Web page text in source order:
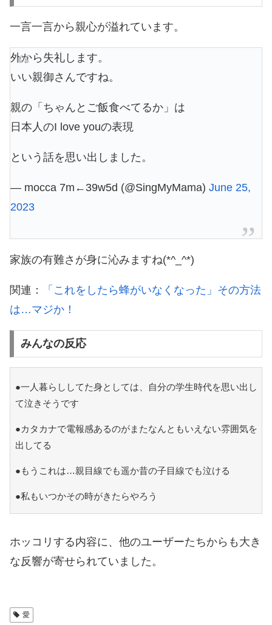
一言一言から親心が溢れています。
外から失礼します。
いい親御さんですね。
親の「ちゃんとご飯食べてるか」は
日本人のI love youの表現
という話を思い出しました。
— mocca 7m←39w5d (@SingMyMama) June 25,
2023
家族の有難さが身に沁みますね(*^_^*)
関連：
「これをしたら蜂がいなくなった」その方法
は…マジか！
みんなの反応
●一人暮らししてた身としては、自分の学生時代を思い出し
て泣きそうです
●カタカナで電報感あるのがまたなんともいえない雰囲気を
出してる
●もうこれは…親目線でも遥か昔の子目線でも泣ける
●私もいつかその時がきたらやろう
ホッコリする内容に、他のユーザーたちからも大き
な反響が寄せられていました。
愛